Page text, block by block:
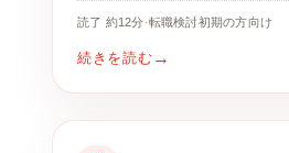
読了 約12分·転職検討初期の方向け
続きを読む